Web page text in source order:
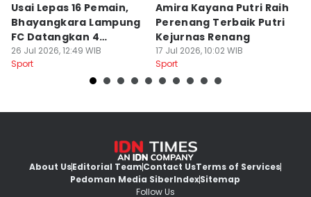
Usai Lepas 16 Pemain,
Bhayangkara Lampung
FC Datangkan 4
Rekrutan
26 Jul 2026, 12:49 WIB
Sport
Amira Kayana Putri Raih
Perenang Terbaik Putri
Kejurnas Renang
17 Jul 2026, 10:02 WIB
Sport
About UsEditorial TeamContact UsTerms of Services
Pedoman Media SiberIndexSitemap
Follow Us